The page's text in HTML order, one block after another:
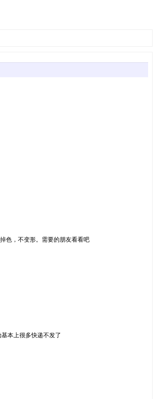
色，不变形。需要的朋友看看吧
本上很多快递不发了